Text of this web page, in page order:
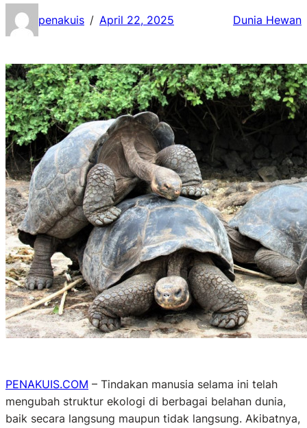
penakuis / April 22, 2025 Dunia Hewan
PENAKUIS.COM – Tindakan manusia selama ini telah
mengubah struktur ekologi di berbagai belahan dunia,
baik secara langsung maupun tidak langsung. Akibatnya,